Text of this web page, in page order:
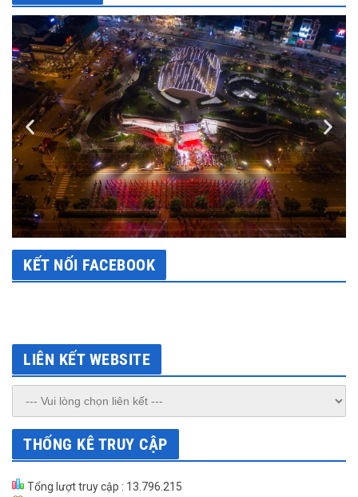
KẾT NỐI FACEBOOK
LIÊN KẾT WEBSITE
THỐNG KÊ TRUY CẬP
Tổng lượt truy cập : 13.796.215